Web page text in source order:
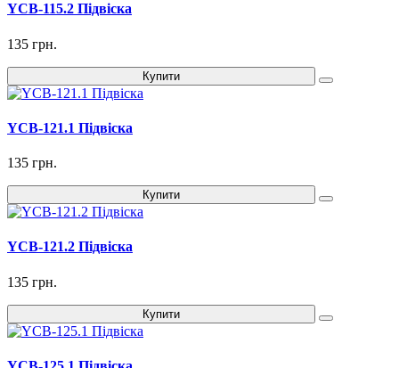
YCB-115.2 Підвіска
135 грн.
Купити
YCB-121.1 Підвіска
135 грн.
Купити
YCB-121.2 Підвіска
135 грн.
Купити